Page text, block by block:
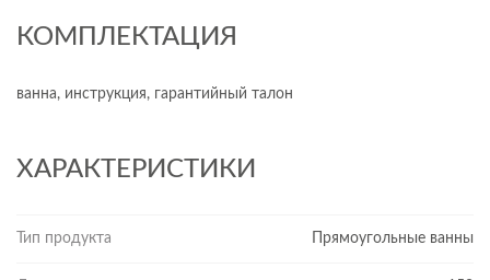
КОМПЛЕКТАЦИЯ
ванна, инструкция, гарантийный талон
ХАРАКТЕРИСТИКИ
Тип продукта Прямоугольные ванны